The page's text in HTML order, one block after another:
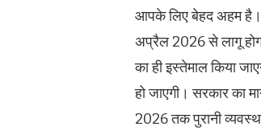
आपके लिए बेहद अहम है।
अप्रैल 2026 से लागू
का ही इस्तेमाल किया
हो जाएगी। सरकार का
2026 तक पुरानी